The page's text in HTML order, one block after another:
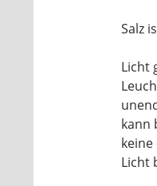
Salz
Licht
kann
Licht